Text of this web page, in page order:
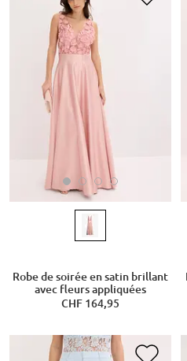
Robe de soirée en satin brillant
avec fleurs appliquées
CHF 164,95